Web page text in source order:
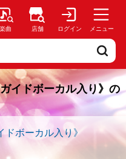
楽曲 店舗 ログイン メニュー
イドボーカル入り》の
ドボーカル入り》